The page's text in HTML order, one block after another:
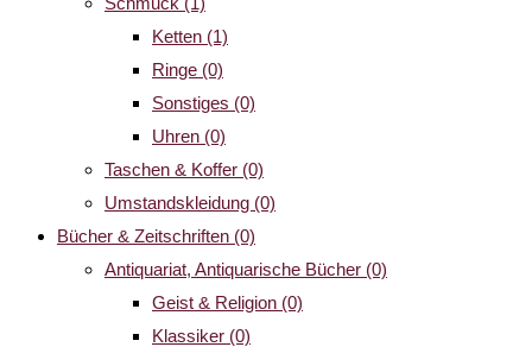
Ketten (1)
Ringe (0)
Sonstiges (0)
Uhren (0)
Taschen & Koffer (0)
Umstandskleidung (0)
Bücher & Zeitschriften (0)
Antiquariat, Antiquarische Bücher (0)
Geist & Religion (0)
Klassiker (0)